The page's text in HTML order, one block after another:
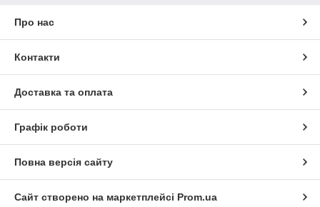
Про нас
Контакти
Доставка та оплата
Графік роботи
Повна версія сайту
Сайт створено на маркетплейсі Prom.ua